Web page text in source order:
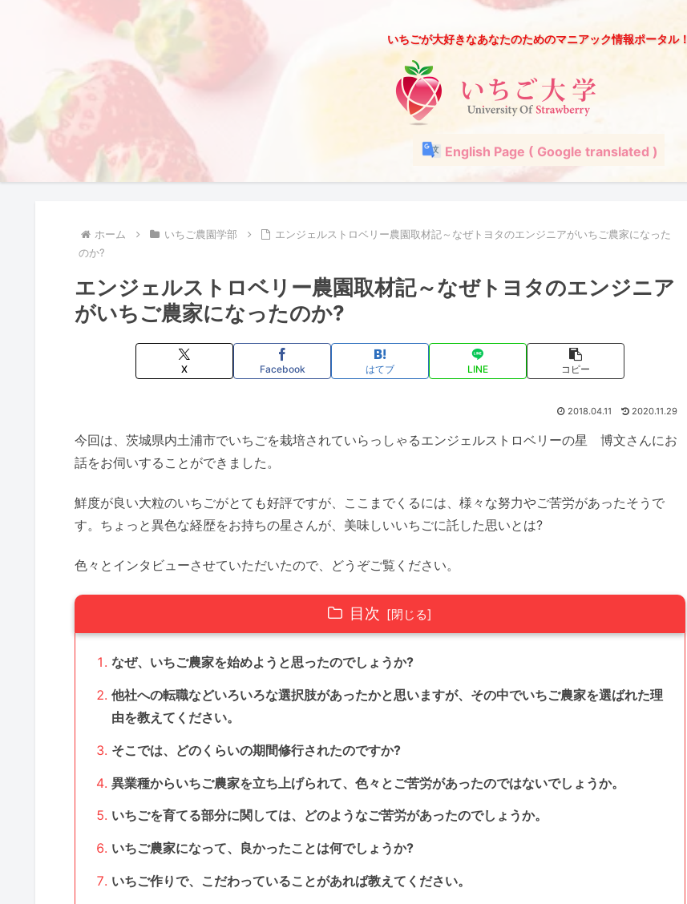
いちごが大好きなあなたのためのマニアック情報ポータル！
English Page ( Google translated )
ホーム いちご農園学部
エンジェルストロベリー農園取材記～なぜトヨタのエンジニアがいちご農家になった
のか?
エンジェルストロベリー農園取材記～なぜトヨタのエンジニア
がいちご農家になったのか?
X Facebook はてブ LINE コピー
2018.04.11 2020.11.29
今回は、茨城県内土浦市でいちごを栽培されていらっしゃるエンジェルストロベリーの星 博文さんにお
話をお伺いすることができました。
鮮度が良い大粒のいちごがとても好評ですが、ここまでくるには、様々な努力やご苦労があったそうで
す。ちょっと異色な経歴をお持ちの星さんが、美味しいいちごに託した思いとは?
色々とインタビューさせていただいたので、どうぞご覧ください。
目次
なぜ、いちご農家を始めようと思ったのでしょうか?
他社への転職などいろいろな選択肢があったかと思いますが、その中でいちご農家を選ばれた理
由を教えてください。
そこでは、どのくらいの期間修行されたのですか?
異業種からいちご農家を立ち上げられて、色々とご苦労があったのではないでしょうか。
いちごを育てる部分に関しては、どのようなご苦労があったのでしょうか。
いちご農家になって、良かったことは何でしょうか?
いちご作りで、こだわっていることがあれば教えてください。